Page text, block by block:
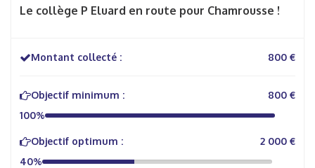
Le collège P Eluard en route pour Chamrousse !
Montant collecté : 800 €
Objectif minimum :
800 €
100%
Objectif optimum :
2 000 €
40%